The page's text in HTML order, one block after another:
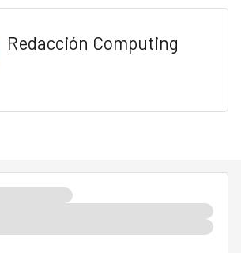
Redacción Computing